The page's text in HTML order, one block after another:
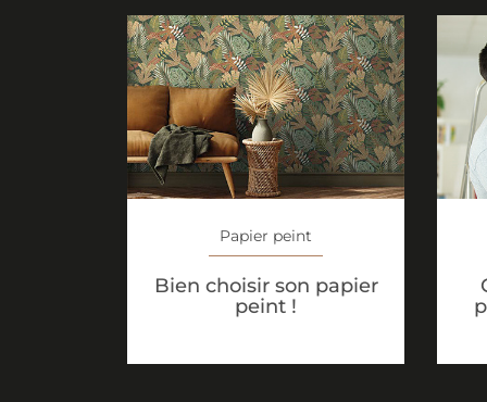
Papier peint
Bien choisir son papier
peint !